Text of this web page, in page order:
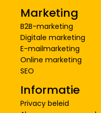
Marketing
B2B-marketing
Digitale marketing
E-mailmarketing
Online marketing
SEO
Informatie
Privacy beleid